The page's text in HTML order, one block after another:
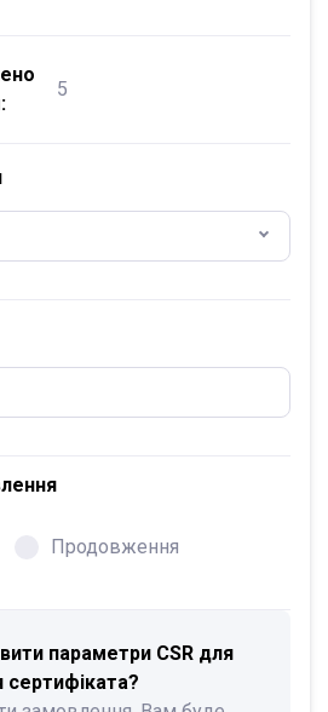
5
Продовження
параметри CSR для
сертифіката?